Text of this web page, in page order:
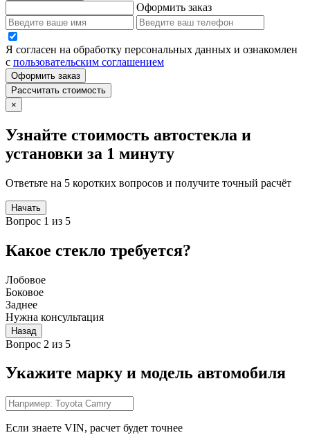
Оформить заказ
Я согласен на обработку персональных данных и ознакомлен
с пользовательским соглашением
Оформить заказ
Рассчитать стоимость
×
Узнайте стоимость автостекла и
установки за 1 минуту
Ответьте на 5 коротких вопросов и получите точный расчёт
Начать
Вопрос 1 из 5
Какое стекло требуется?
Лобовое
Боковое
Заднее
Нужна консультация
Назад
Вопрос 2 из 5
Укажите марку и модель автомобиля
Если знаете VIN, расчет будет точнее